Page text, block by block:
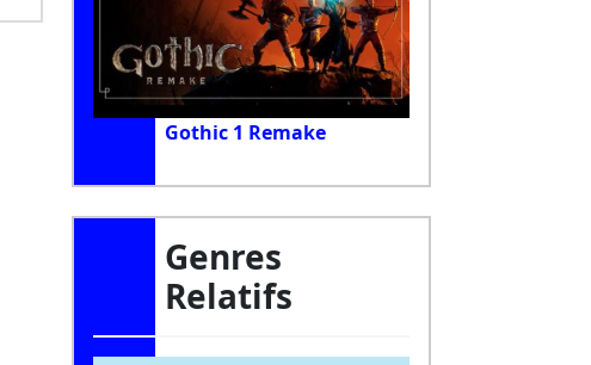
Gothic 1 Remake
Genres
Relatifs